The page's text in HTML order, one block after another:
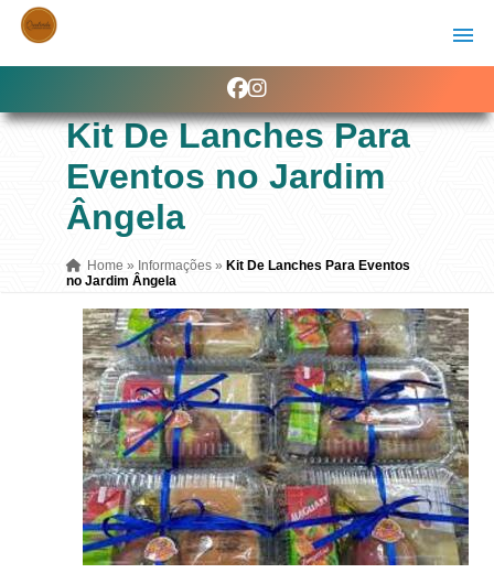
Kit De Lanches Para
Eventos no Jardim
Ângela
Home » Informações » Kit De Lanches Para Eventos
no Jardim Ângela